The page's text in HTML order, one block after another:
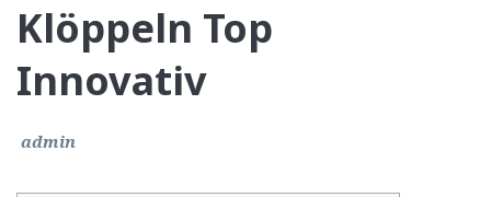
Klöppeln Top
Innovativ
admin